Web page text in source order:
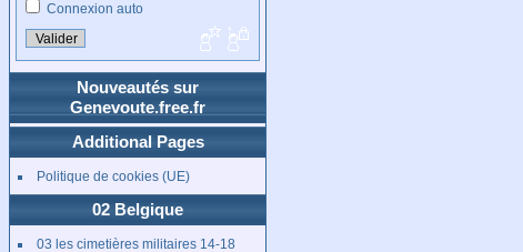
Connexion auto
Nouveautés sur
Genevoute.free.fr
Additional Pages
Politique de cookies (UE)
02 Belgique
03 les cimetières militaires 14-18